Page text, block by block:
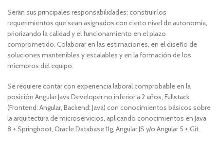
Serán sus principales responsabilidades: construir los
requerimientos que sean asignados con cierto nivel de autonomía,
priorizando la calidad y el funcionamiento en el plazo
comprometido. Colaborar en las estimaciones, en el diseño de
soluciones mantenibles y escalables y en la formación de los
miembros del equipo.
Se requiere contar con experiencia laboral comprobable en la
posición Angular Java Developer no inferior a 2 años, Fullstack
(Frontend: Angular, Backend: Java) con conocimientos básicos sobre
la arquitectura de microservicios, aplicando conocimientos en Java
8 + Springboot, Oracle Database 11g, Angular.JS y/o Angular 5 + Git.